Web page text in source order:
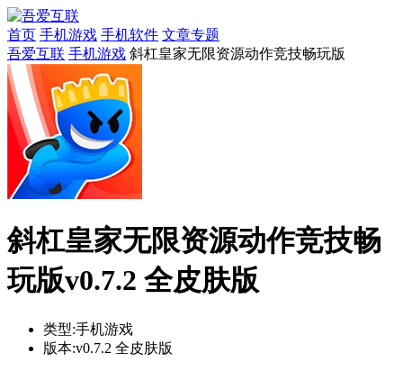
首页 手机游戏 手机软件 文章专题
吾爱互联 手机游戏 斜杠皇家无限资源动作竞技畅玩版
斜杠皇家无限资源动作竞技畅
玩版v0.7.2 全皮肤版
类型:手机游戏
版本:v0.7.2 全皮肤版